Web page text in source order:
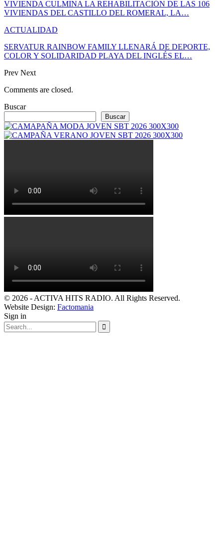
VIVIENDA CULMINA LA REHABILITACIÓN DE LAS 106
VIVIENDAS DEL CASTILLO DEL ROMERAL, LA…
ACTUALIDAD
SERVATUR RAINBOW FAMILY LLENARÁ DE DEPORTE,
COLOR Y SOLIDARIDAD PLAYA DEL INGLÉS EL…
Prev Next
Comments are closed.
Buscar
Buscar
© 2026 - ACTIVA HITS RADIO. All Rights Reserved.
Website Design: Factomania
Sign in